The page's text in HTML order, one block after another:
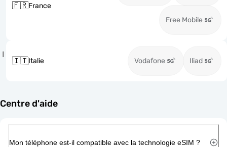
🇫🇷France
Free Mobile
I
🇮🇹Italie Vodafone Iliad
Centre d'aide
Mon téléphone est-il compatible avec la technologie eSIM ?